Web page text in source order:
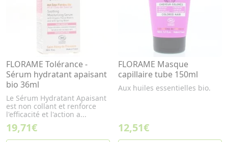
FLORAME Tolérance -
Sérum hydratant apaisant
bio 36ml
Le Sérum Hydratant Apaisant
est non collant et renforce
l'efficacité et l'action a...
19,71€
FLORAME Masque
capillaire tube 150ml
Aux huiles essentielles bio.
12,51€